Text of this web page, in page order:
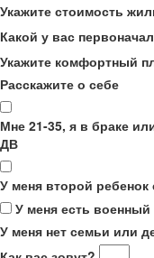
Укажите стоимость
Какой у вас
Укажите комфортный
Расскажите о себе
Мне 21-35, я в браке
ДВ
У меня второй
У меня есть военный
У меня нет семьи или